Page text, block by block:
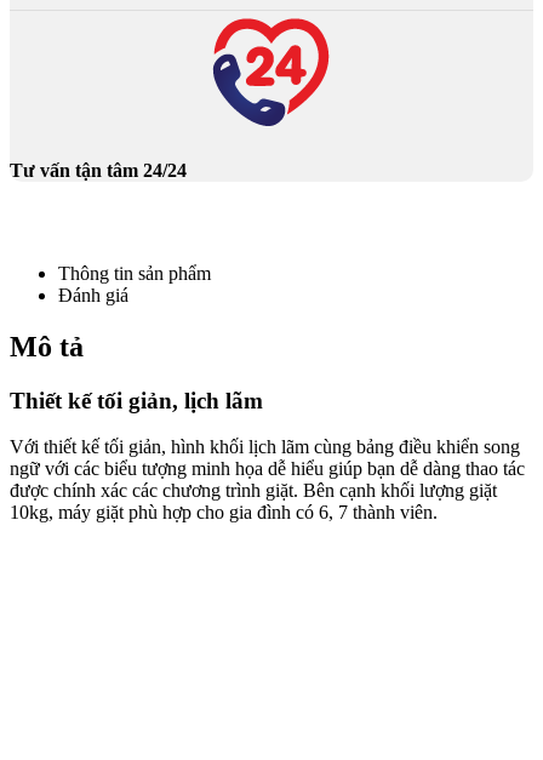
Tư vấn tận tâm 24/24
Thông tin sản phẩm
Đánh giá
Mô tả
Thiết kế tối giản, lịch lãm
Với thiết kế tối giản, hình khối lịch lãm cùng bảng điều khiển song
ngữ với các biểu tượng minh họa dễ hiểu giúp bạn dễ dàng thao tác
được chính xác các chương trình giặt. Bên cạnh khối lượng giặt
10kg, máy giặt phù hợp cho gia đình có 6, 7 thành viên.